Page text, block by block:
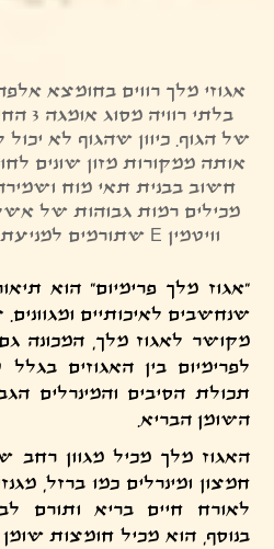
אגוזי מלך רווים בחומצא
בלתי
של הגוף. כיוון שהגוף לא
אותה ממקורות מזון שונים
חשוב בבנית תאי מוח
מכילים רמות גבוהות של
וויטמין E שתורמים למניעת דמנציה ומחלות לב.
"אגוז מלך פרימיום" הוא
שנחשבים לאיכותיים
מקושר לאגוז מלך, המכונה
לפרימיום בין האגוזים
תכולת הסיבים והמינרלים
השומן הבריא.
האגוז מלך מכיל מגוון רחב
חמצון ומינרלים כמו ברזל,
לאורח חיים בריא ותורם
בנוסף, הוא מכיל חומצות